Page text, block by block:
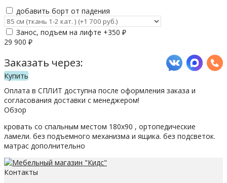
добавить борт от падения
Занос, подъем на лифте +350 ₽
29 900 ₽
Заказать через:
Купить
Оплата в СПЛИТ доступна после оформления заказа и
согласования доставки с менеджером!
Обзор
кровать со спальным местом 180х90 , ортопедические
ламели. без подъемного механизма и ящика. без подсветок.
матрас дополнительно
Контакты